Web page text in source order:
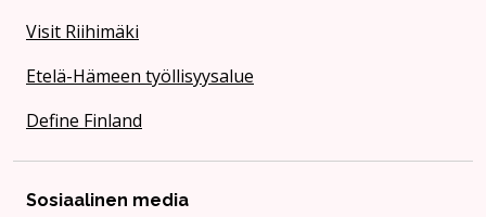
Visit Riihimäki
Etelä-Hämeen työllisyysalue
Define Finland
Sosiaalinen media